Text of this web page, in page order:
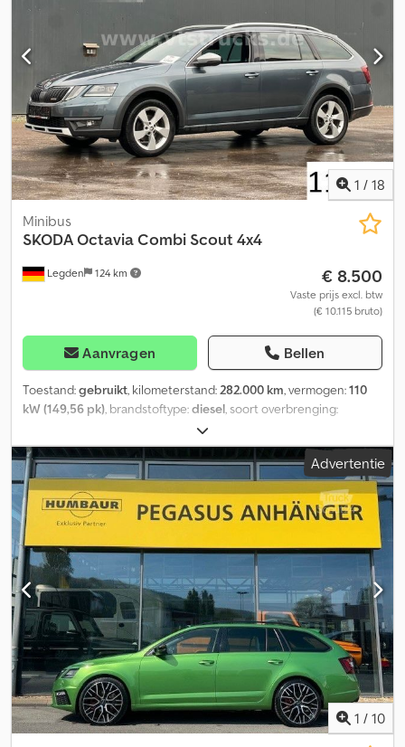
1 / 18
Legden 124 km
Minibus
SKODAOctavia Combi Scout 4x4
€ 8.500
Vaste prijs excl. btw
(€ 10.115 bruto)
Aanvragen Bellen
Toestand:gebruikt, kilometerstand:282.000 km, vermogen:110
kW (149,56 pk), brandstoftype:diesel, soort overbrenging:
, eerste registratie:03/2019
01/2026, emissieklasse:Euro 6, kleur:grijs, aantal zitplaatsen:5,
Uitrusting:ABS, airconditioning, centrale vergrendeling,
elektronisch stabiliteitsprogramma (ESP),
immobilisatiesysteem, roetfilter, vierwielaandrijving, Speciale
uitrusting: Uitvoering: Licht & Design, Business-pakket Amundsen,
Parkeersensoren voor en achter, Rijassistentiesysteem:
Afstandswaarschuwing met noodremsysteem in de stad
(frontradarassistent), Rijassistentiesysteem: Automatische
afstandregeling (ACC) met frontradarassistent (tot 160 km/u),
Rijassistentiesysteem: Rijprofielselectie,
Bagage-/laadruimteafdekking elektrisch, Variabele
laadruimtebodem, Ontgrendeling van de achterbankleuning in
de kofferbak, Metallic lak, Mistlampen met bochtverlichting,
Koplampen LED met adaptieve lichtverdeling (AFS) Overige
uitrusting: Achterin 3-punts veiligheidsgordels, Airbag
passagierszijde kan worden uitgeschakeld, Airbag
Advertentie
1 / 10